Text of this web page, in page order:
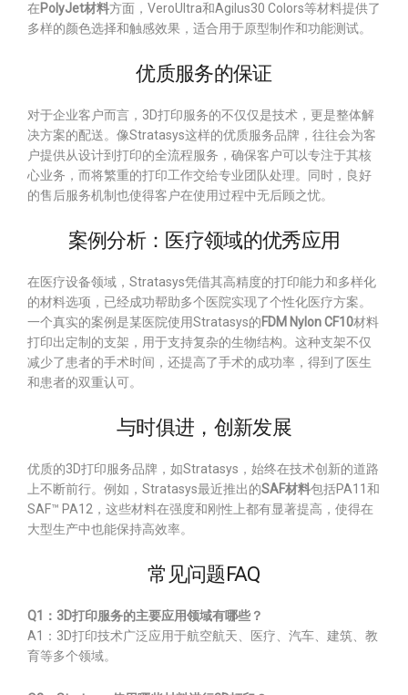
在PolyJet材料方面，VeroUltra和Agilus30 Colors等材料提供了
多样的颜色选择和触感效果，适合用于原型制作和功能测试。
优质服务的保证
对于企业客户而言，3D打印服务的不仅仅是技术，更是整体解
决方案的配送。像Stratasys这样的优质服务品牌，往往会为客
户提供从设计到打印的全流程服务，确保客户可以专注于其核
心业务，而将繁重的打印工作交给专业团队处理。同时，良好
的售后服务机制也使得客户在使用过程中无后顾之忧。
案例分析：医疗领域的优秀应用
在医疗设备领域，Stratasys凭借其高精度的打印能力和多样化
的材料选项，已经成功帮助多个医院实现了个性化医疗方案。
一个真实的案例是某医院使用Stratasys的FDM Nylon CF10材料
打印出定制的支架，用于支持复杂的生物结构。这种支架不仅
减少了患者的手术时间，还提高了手术的成功率，得到了医生
和患者的双重认可。
与时俱进，创新发展
优质的3D打印服务品牌，如Stratasys，始终在技术创新的道路
上不断前行。例如，Stratasys最近推出的SAF材料包括PA11和
SAF™ PA12，这些材料在强度和刚性上都有显著提高，使得在
大型生产中也能保持高效率。
常见问题FAQ
Q1：3D打印服务的主要应用领域有哪些？
A1：3D打印技术广泛应用于航空航天、医疗、汽车、建筑、教
育等多个领域。